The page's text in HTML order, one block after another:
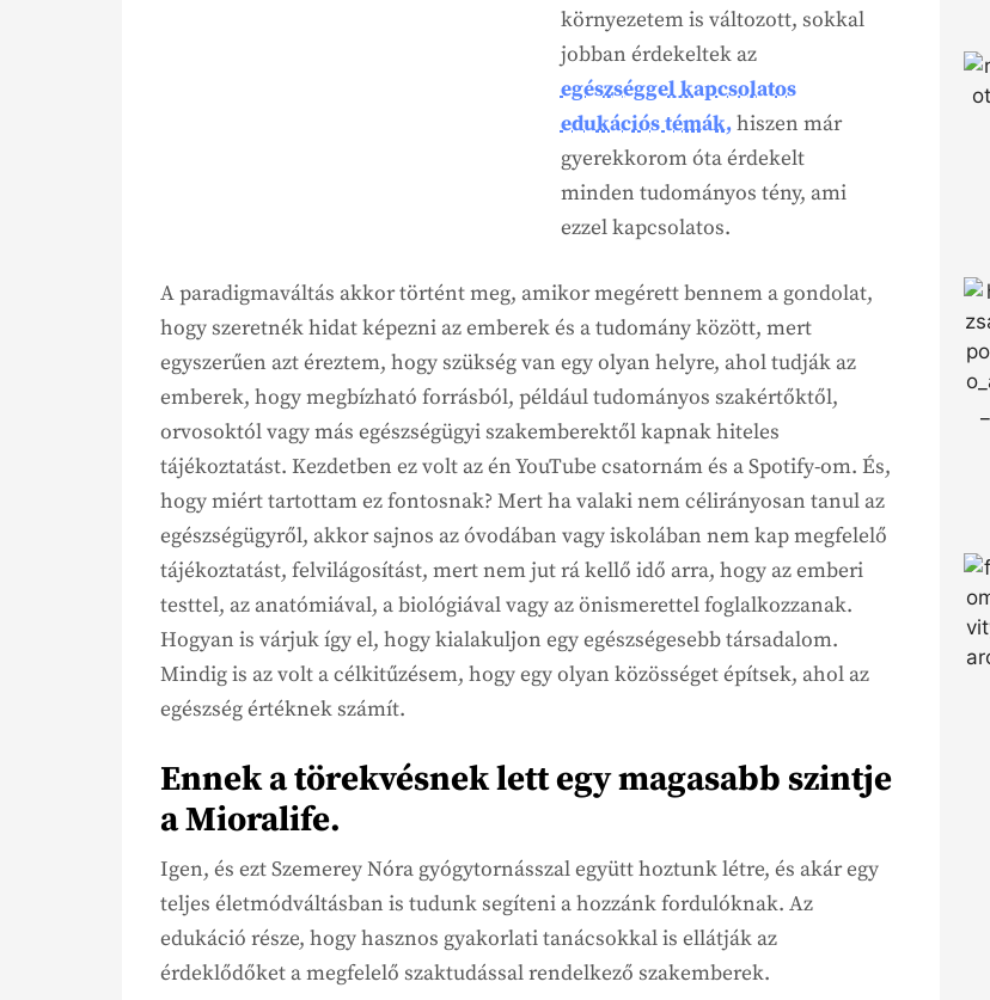
környezetem is változott, sokkal
jobban érdekeltek az
egészséggel kapcsolatos
edukációs témák, hiszen már
gyerekkorom óta érdekelt
minden tudományos tény, ami
ezzel kapcsolatos.
A paradigmaváltás akkor történt meg, amikor megérett bennem a gondolat,
hogy szeretnék hidat képezni az emberek és a tudomány között, mert
egyszerűen azt éreztem, hogy szükség van egy olyan helyre, ahol tudják az
emberek, hogy megbízható forrásból, például tudományos szakértőktől,
orvosoktól vagy más egészségügyi szakemberektől kapnak hiteles
tájékoztatást. Kezdetben ez volt az én YouTube csatornám és a Spotify-om. És,
hogy miért tartottam ez fontosnak? Mert ha valaki nem célirányosan tanul az
egészségügyről, akkor sajnos az óvodában vagy iskolában nem kap megfelelő
tájékoztatást, felvilágosítást, mert nem jut rá kellő idő arra, hogy az emberi
testtel, az anatómiával, a biológiával vagy az önismerettel foglalkozzanak.
Hogyan is várjuk így el, hogy kialakuljon egy egészségesebb társadalom.
Mindig is az volt a célkitűzésem, hogy egy olyan közösséget építsek, ahol az
egészség értéknek számít.
Ennek a törekvésnek lett egy magasabb szintje
a Mioralife.
Igen, és ezt Szemerey Nóra gyógytornásszal együtt hoztunk létre, és akár egy
teljes életmódváltásban is tudunk segíteni a hozzánk fordulóknak. Az
edukáció része, hogy hasznos gyakorlati tanácsokkal is ellátják az
érdeklődőket a megfelelő szaktudással rendelkező szakemberek.